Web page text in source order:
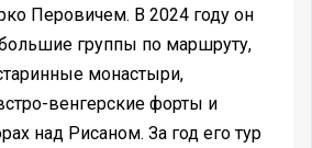
Перовичем. В 2024 году он
группы по маршруту,
монастыри,
венгерские форты и
над Рисаном. За год его тур